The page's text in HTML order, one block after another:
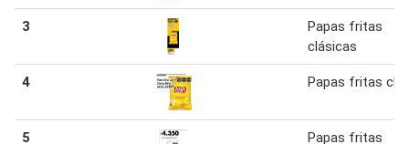
3
Papas fritas
clásicas
4 Papas fritas
5 Papas fritas